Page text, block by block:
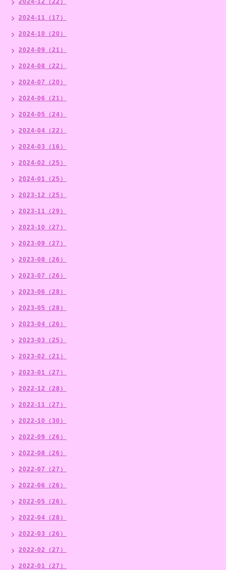
2024-11（17）
2024-10（20）
2024-09（21）
2024-08（22）
2024-07（20）
2024-06（21）
2024-05（24）
2024-04（22）
2024-03（16）
2024-02（25）
2024-01（25）
2023-12（25）
2023-11（29）
2023-10（27）
2023-09（27）
2023-08（26）
2023-07（26）
2023-06（28）
2023-05（28）
2023-04（26）
2023-03（25）
2023-02（21）
2023-01（27）
2022-12（28）
2022-11（27）
2022-10（30）
2022-09（26）
2022-08（26）
2022-07（27）
2022-06（26）
2022-05（26）
2022-04（28）
2022-03（26）
2022-02（27）
2022-01（27）